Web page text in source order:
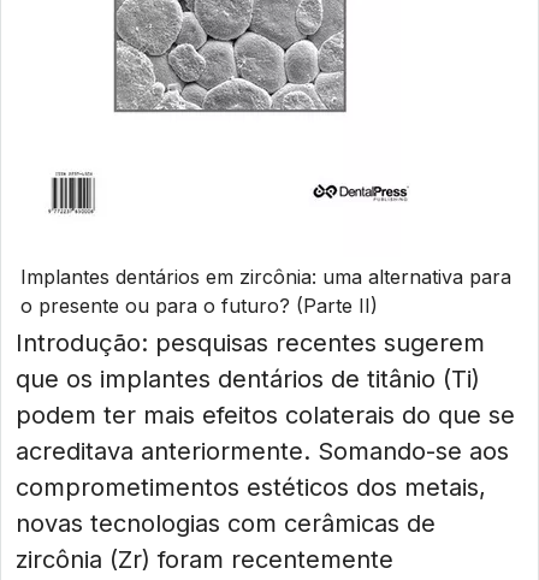
Implantes dentários em zircônia: uma alternativa para
o presente ou para o futuro? (Parte II)
Introdução: pesquisas recentes sugerem
que os implantes dentários de titânio (Ti)
podem ter mais efeitos colaterais do que se
acreditava anteriormente. Somando-se aos
comprometimentos estéticos dos metais,
novas tecnologias com cerâmicas de
zircônia (Zr) foram recentemente